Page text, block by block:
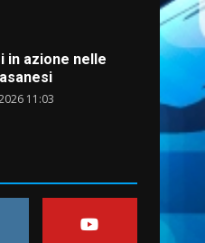
azione nelle
11:03
Prefetto: “Noi
serie B”
06:15